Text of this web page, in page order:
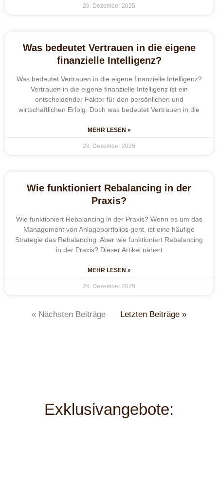
29. Dezember 2025
Was bedeutet Vertrauen in die eigene
finanzielle Intelligenz?
Was bedeutet Vertrauen in die eigene finanzielle Intelligenz?
Vertrauen in die eigene finanzielle Intelligenz ist ein
entscheidender Faktor für den persönlichen und
wirtschaftlichen Erfolg. Doch was bedeutet Vertrauen in die
MEHR LESEN »
28. Dezember 2025
Wie funktioniert Rebalancing in der
Praxis?
Wie funktioniert Rebalancing in der Praxis? Wenn es um das
Management von Anlageportfolios geht, ist eine häufige
Strategie das Rebalancing. Aber wie funktioniert Rebalancing
in der Praxis? Dieser Artikel nähert
MEHR LESEN »
28. Dezember 2025
« Nächsten Beiträge Letzten Beiträge »
Exklusivangebote: